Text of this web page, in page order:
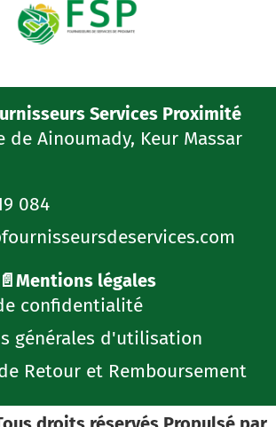
Services Proximité
de Ainoumady, Keur Massar
084
📄Mentions légales
confidentialité
générales d'utilisation
Retour et Remboursement